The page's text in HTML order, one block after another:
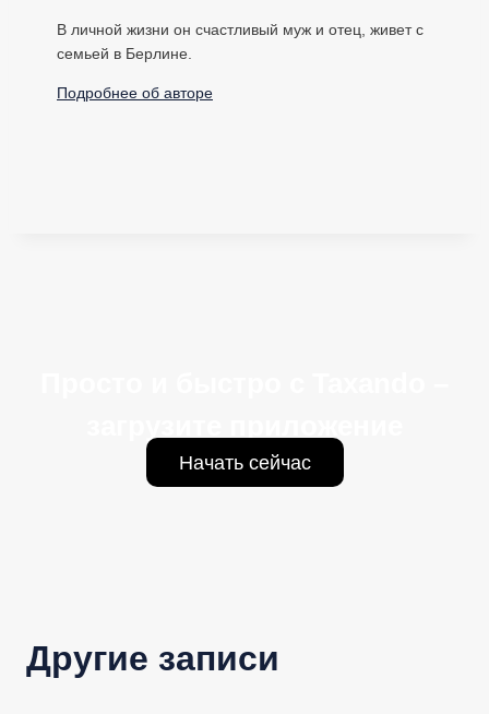
В личной жизни он счастливый муж и отец, живет с
семьей в Берлине.
Подробнее об авторе
Начать сейчас
Другие записи